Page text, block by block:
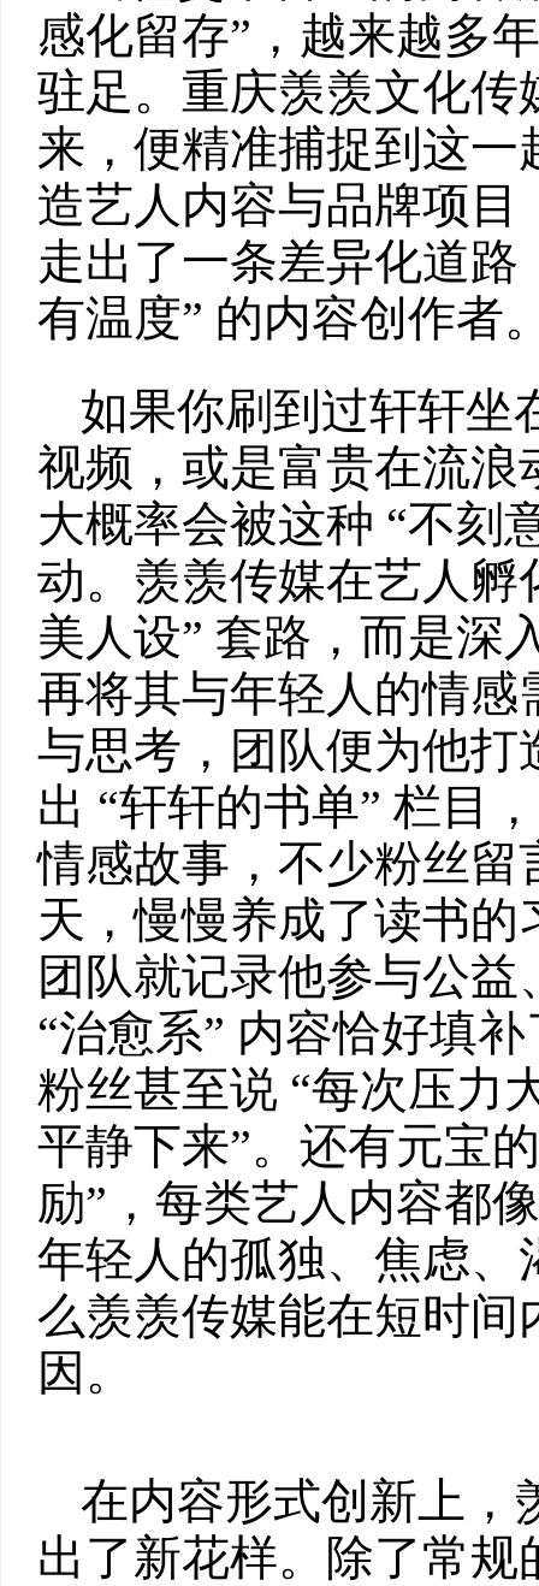
感化留存”，越来越多
驻足。重庆羡羡文化传
来，便精准捕捉到这一
造艺人内容与品牌项
走出了一条差异化道路
有温度” 的内容创作者
如果你刷到过轩轩坐
视频，或是富贵在流
大概率会被这种 “不刻
动。羡羡传媒在艺人孵
美人设” 套路，而是深
再将其与年轻人的情
与思考，团队便为他打
出 “轩轩的书单” 栏目
情感故事，不少粉丝留
天，慢慢养成了读书
团队就记录他参与公
“治愈系” 内容恰好填
粉丝甚至说 “每次压力
平静下来”。还有元宝
励”，每类艺人内容都
年轻人的孤独、焦虑
么羡羡传媒能在短时
因。
在内容形式创新上，
出了新花样。除了常